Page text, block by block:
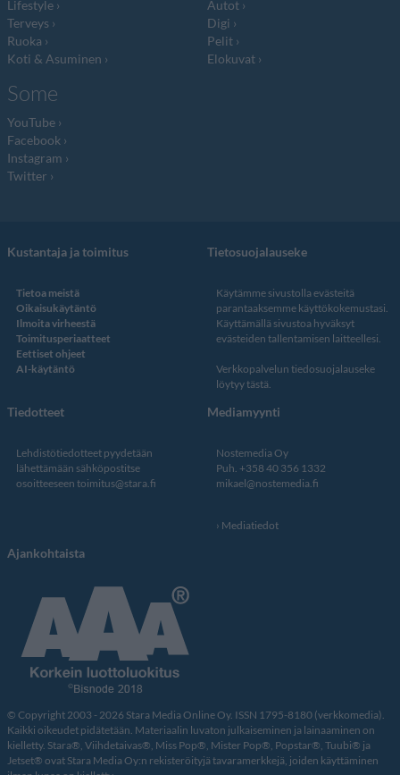
Lifestyle
Terveys
Ruoka
Koti & Asuminen
Autot
Digi
Pelit
Elokuvat
Some
YouTube
Facebook
Instagram
Twitter
Kustantaja ja toimitus
Tietoa meistä
Oikaisukäytäntö
Ilmoita virheestä
Toimitusperiaatteet
Eettiset ohjeet
AI-käytäntö
Tietosuojalauseke
Käytämme sivustolla evästeitä
parantaaksemme käyttökokemustasi.
Käyttämällä sivustoa hyväksyt
evästeiden tallentamisen laitteellesi.
Verkkopalvelun tiedosuojalauseke
löytyy tästä.
Tiedotteet
Lehdistötiedotteet pyydetään
lähettämään sähköpostitse
osoitteeseen toimitus@stara.fi
Mediamyynti
Nostemedia Oy
Puh. +358 40 356 1332
mikael@nostemedia.fi
Mediatiedot
Ajankohtaista
© Copyright 2003 - 2026 Stara Media Online Oy. ISSN 1795-8180 (verkkomedia).
Kaikki oikeudet pidätetään. Materiaalin luvaton julkaiseminen ja lainaaminen on
kielletty. Stara®, Viihdetaivas®, Miss Pop®, Mister Pop®, Popstar®, Tuubi® ja
Jetset® ovat Stara Media Oy:n rekisteröityjä tavaramerkkejä, joiden käyttäminen